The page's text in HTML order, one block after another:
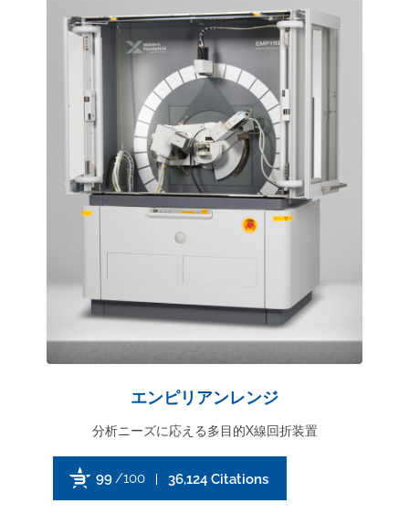
エンピリアンレンジ
分析ニーズに応える多目的X線回折装置
99/100 36,124 Citations